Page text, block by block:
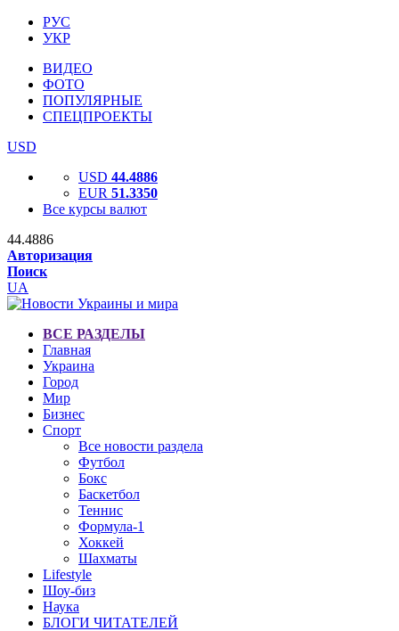
РУС
УКР
ВИДЕО
ФОТО
ПОПУЛЯРНЫЕ
СПЕЦПРОЕКТЫ
USD
USD 44.4886
EUR 51.3350
Все курсы валют
44.4886
Авторизация
Поиск
UA
ВСЕ РАЗДЕЛЫ
Главная
Украина
Город
Мир
Бизнес
Спорт
Все новости раздела
Футбол
Бокс
Баскетбол
Теннис
Формула-1
Хоккей
Шахматы
Lifestyle
Шоу-биз
Наука
БЛОГИ ЧИТАТЕЛЕЙ